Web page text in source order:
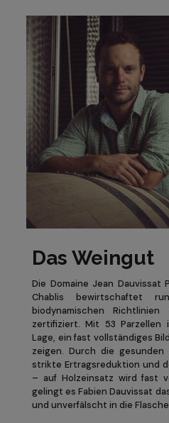
Das Weingut
Die Domaine Jean Dauvissat
Chablis bewirtschaftet
biodynamischen
zertifiziert. Mit 53
Lage, ein fast vollständiges
zeigen. Durch die
strikte Ertragsreduktion und
– auf Holzeinsatz wird fast
gelingt es Fabien Dauvissat
und unverfälscht in die